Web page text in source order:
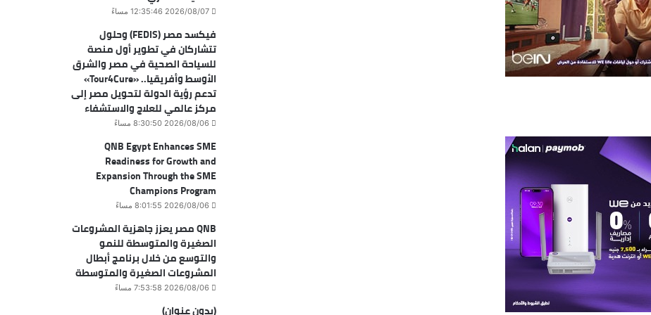
2026/08/07 12:35:46 مساءً
فيكسد مصر (FEDIS) وحلول
تتشاركان في تطوير أول منصة
للسياحة الصحية في مصر والشرق
الأوسط وأفريقيا.. «Tour4Cure»
تدعم رؤية الدولة لتحويل مصر إلى
مركز عالمي للعلاج والاستشفاء
2026/08/06 8:30:50 مساءً
QNB Egypt Enhances SME
Readiness for Growth and
Expansion Through the SME
Champions Program
2026/08/06 8:01:55 مساءً
QNB مصر يعزز جاهزية المشروعات
الصغيرة والمتوسطة للنمو
والتوسع من خلال برنامج أبطال
المشروعات الصغيرة والمتوسطة
2026/08/06 7:53:58 مساءً
(بدون عنوان)